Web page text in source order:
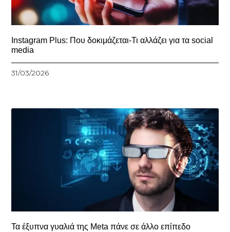
Instagram Plus: Που δοκιμάζεται-Τι αλλάζει για τα social
media
31/03/2026
Τα έξυπνα γυαλιά της Meta πάνε σε άλλο επίπεδο